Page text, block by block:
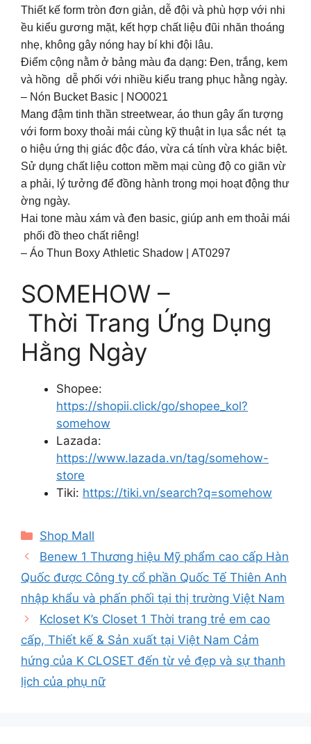
Thiết kế form tròn đơn giản, dễ đội và phù hợp với nhi
ều kiểu gương mặt, kết hợp chất liệu đũi nhăn thoáng
nhẹ, không gây nóng hay bí khi đội lâu.
Điểm cộng nằm ở bảng màu đa dạng: Đen, trắng, kem
và hồng dễ phối với nhiều kiểu trang phục hằng ngày.
– Nón Bucket Basic | NO0021
Mang đậm tinh thần streetwear, áo thun gây ấn tượng
với form boxy thoải mái cùng kỹ thuật in lụa sắc nét tạ
o hiệu ứng thị giác độc đáo, vừa cá tính vừa khác biệt.
Sử dụng chất liệu cotton mềm mại cùng độ co giãn vừ
a phải, lý tưởng để đồng hành trong mọi hoạt động thư
ờng ngày.
Hai tone màu xám và đen basic, giúp anh em thoải mái
phối đồ theo chất riêng!
– Áo Thun Boxy Athletic Shadow | AT0297
SOMEHOW –
Thời Trang Ứng Dụng
Hằng Ngày
Shopee:
https://shopii.click/go/shopee_kol?
somehow
Lazada:
https://www.lazada.vn/tag/somehow-
store
Tiki: https://tiki.vn/search?q=somehow
Categories
Shop Mall
Benew 1 Thương hiệu Mỹ phẩm cao cấp Hàn
Quốc được Công ty cổ phần Quốc Tế Thiên Anh
nhập khẩu và phấn phối tại thị trường Việt Nam
Kcloset K’s Closet 1 Thời trang trẻ em cao
cấp, Thiết kế & Sản xuất tại Việt Nam Cảm
hứng của K CLOSET đến từ vẻ đẹp và sự thanh
lịch của phụ nữ